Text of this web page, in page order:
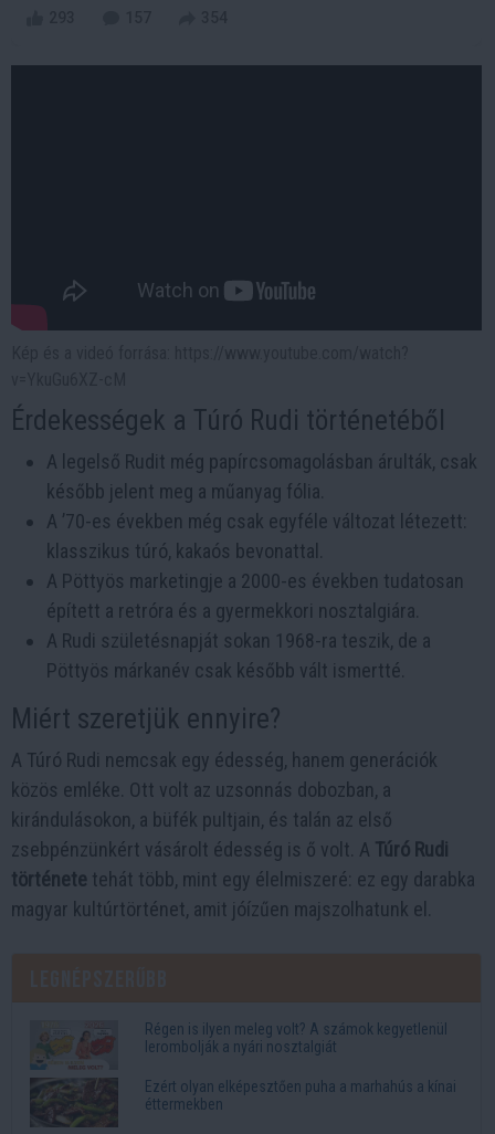
Érdekességek a Túró Rudi történetéből
A legelső Rudit még papírcsomagolásban árulták, csak
később jelent meg a műanyag fólia.
A ’70-es években még csak egyféle változat létezett:
klasszikus túró, kakaós bevonattal.
A Pöttyös marketingje a 2000-es években tudatosan
épített a retróra és a gyermekkori nosztalgiára.
A Rudi születésnapját sokan 1968-ra teszik, de a
Pöttyös márkanév csak később vált ismertté.
Miért szeretjük ennyire?
A Túró Rudi nemcsak egy édesség, hanem generációk
közös emléke. Ott volt az uzsonnás dobozban, a
kirándulásokon, a büfék pultjain, és talán az első
zsebpénzünkért vásárolt édesség is ő volt. A Túró Rudi
története tehát több, mint egy élelmiszeré: ez egy darabka
magyar kultúrtörténet, amit jóízűen majszolhatunk el.
Régen is ilyen meleg volt? A számok kegyetlenül
lerombolják a nyári nosztalgiát
Ezért olyan elképesztően puha a marhahús a kínai
éttermekben